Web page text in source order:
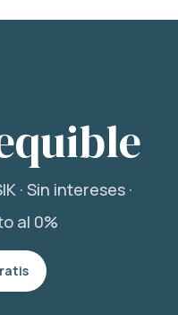
· Sin intereses ·
al 0%